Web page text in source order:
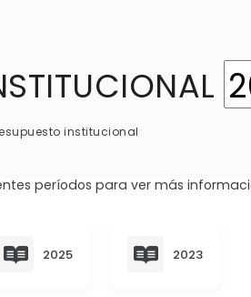
institucional
períodos para ver más
2025 2023